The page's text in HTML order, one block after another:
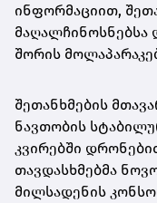
ინფორმაციით,
მაღალჩინოსნებსა
შორის
შეთანხმების
ნავთობის
კვირებში
თავდასხმებმა
მილსადენის